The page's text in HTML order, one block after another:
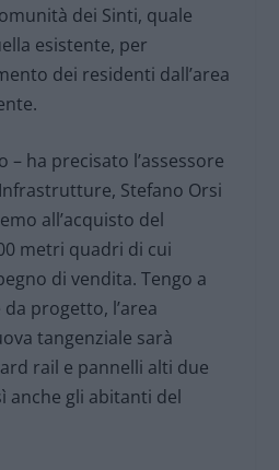
dei Sinti, quale
esistente, per
dei residenti dall’area
– ha precisato l’assessore
Stefano Orsi
all’acquisto del
metri quadri di cui
di vendita. Tengo a
progetto, l’area
tangenziale sarà
rail e pannelli alti due
anche gli abitanti del